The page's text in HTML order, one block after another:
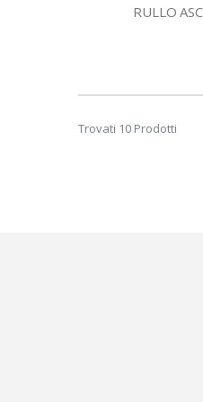
RULLO
Trovati 10 Prodotti